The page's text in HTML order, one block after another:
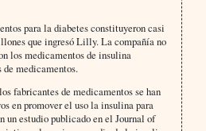
para la diabetes constituyeron casi
que ingresó Lilly. La compañía no
los medicamentos de insulina
de medicamentos.
fabricantes de medicamentos se han
en promover el uso la insulina para
un estudio publicado en el Journal of